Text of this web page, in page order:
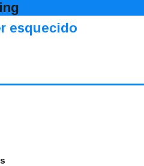
esquecido